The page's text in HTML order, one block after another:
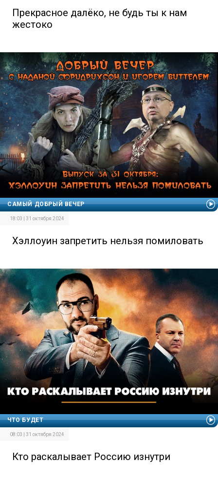
Прекрасное далёко, не будь ты к нам
жестоко
САМЫЙ ДОБРЫЙ ВЕЧЕР
18:03 | 31 октября 2024
Хэллоуин запретить нельзя помиловать
ЧТО БУДЕТ
08:03 | 31 октября 2024
Кто раскалывает Россию изнутри